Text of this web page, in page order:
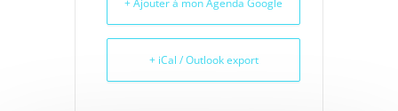
+ iCal / Outlook export